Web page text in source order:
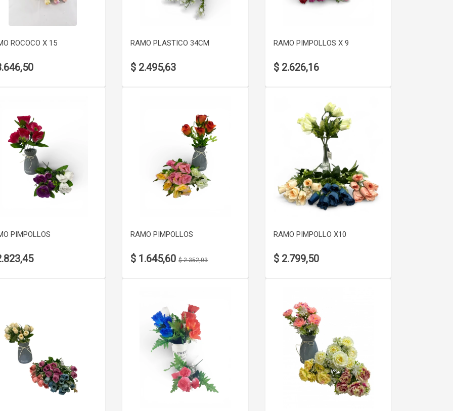
ROCOCO X 15
VER DETALLE
RAMO PLASTICO 34CM
$ 2.495,63
VER DETALLE
RAMO PIMPOLLOS X 9
$ 2.626,16
VER DETALLE
PIMPOLLOS
VER DETALLE
RAMO PIMPOLLOS
$ 1.645,60$ 2.352,03
VER DETALLE
RAMO PIMPOLLO X10
$ 2.799,50
VER DETALLE
VER DETALLE VER DETALLE VER DETALLE